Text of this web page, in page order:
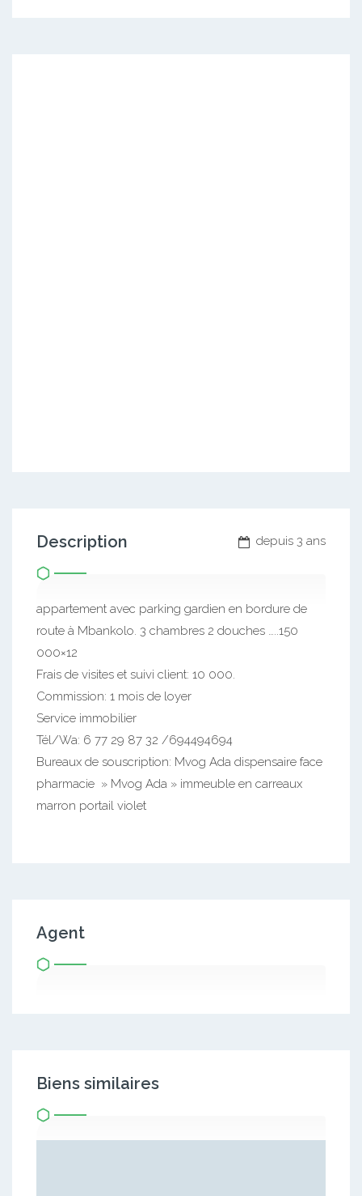
depuis 3 ans
Description
appartement avec parking gardien en bordure de
route à Mbankolo. 3 chambres 2 douches …..150
000×12
Frais de visites et suivi client: 10 000.
Commission: 1 mois de loyer
Service immobilier
Tél/Wa: 6 77 29 87 32 /694494694
Bureaux de souscription: Mvog Ada dispensaire face
pharmacie » Mvog Ada » immeuble en carreaux
marron portail violet
Agent
Biens similaires